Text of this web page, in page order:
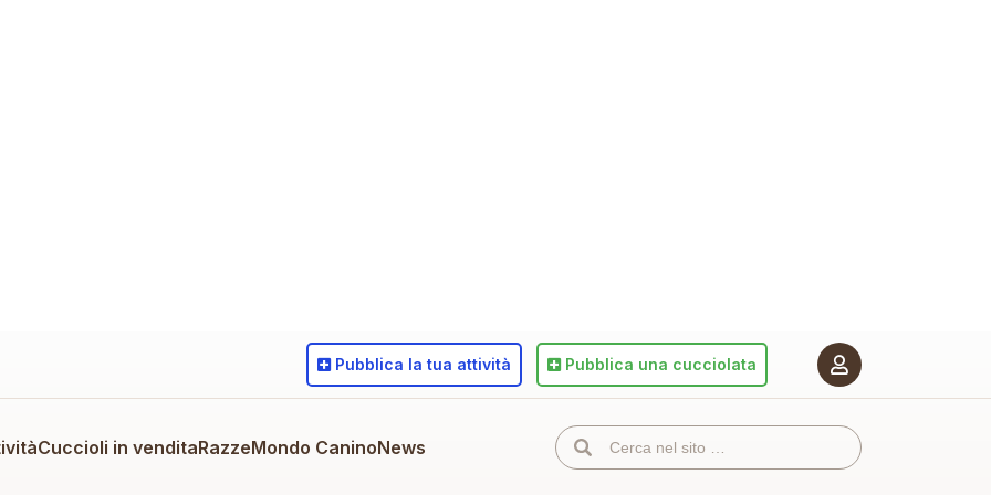
Cuccioli in venditaRazzeMondo CaninoNews
Pubblica la tua attività Pubblica una cucciolata